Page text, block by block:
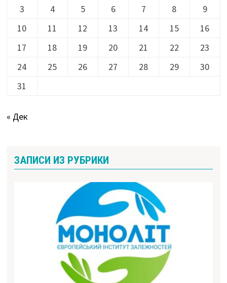
3 4 5 6 7 8
9
10
11 12 13 14 15
16
17
18 19 20 21 22
23
24
25 26 27 28 29
30
31
« Дек
ЗАПИСИ ИЗ РУБРИКИ